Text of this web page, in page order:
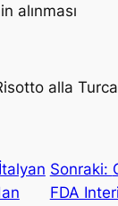
alınması
alla
İtalyan Sonraki:
FDA